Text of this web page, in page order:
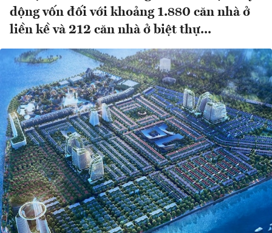
dộng vốn đối với khoảng 1.880 căn nhà ở
liền kề và 212 căn nhà ở biệt thự...